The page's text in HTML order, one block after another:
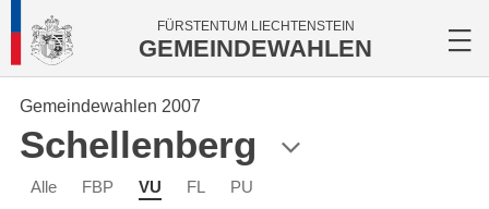
FÜRSTENTUM LIECHTENSTEIN
GEMEINDEWAHLEN
Gemeindewahlen 2007
Schellenberg
Alle FBP VU FL PU